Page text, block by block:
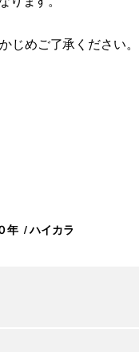
めご了承ください。
年 ハイカラ